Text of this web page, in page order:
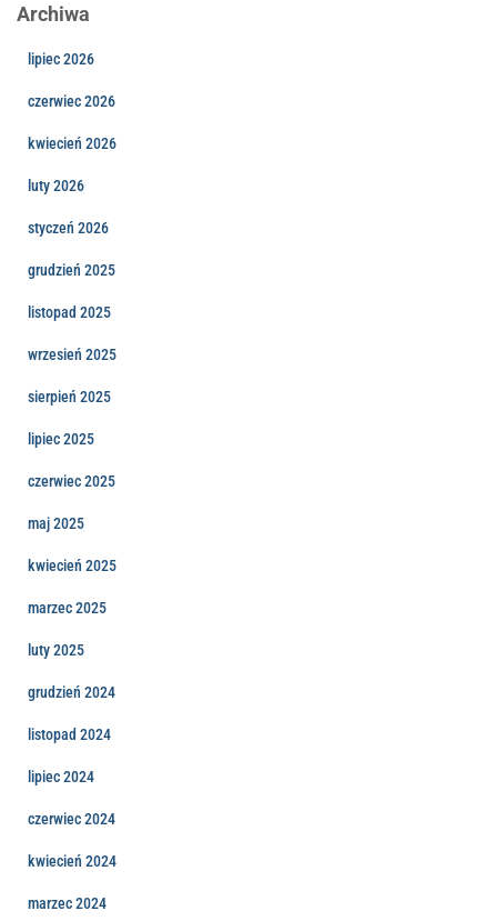
Archiwa
lipiec 2026
czerwiec 2026
kwiecień 2026
luty 2026
styczeń 2026
grudzień 2025
listopad 2025
wrzesień 2025
sierpień 2025
lipiec 2025
czerwiec 2025
maj 2025
kwiecień 2025
marzec 2025
luty 2025
grudzień 2024
listopad 2024
lipiec 2024
czerwiec 2024
kwiecień 2024
marzec 2024